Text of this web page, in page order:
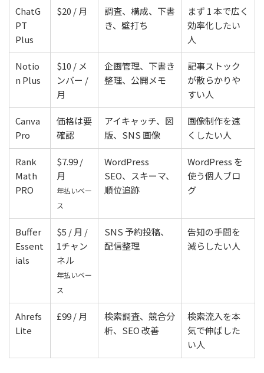
ChatG
PT
Plus
$20 / 月
調査、構成、下書
き、壁打ち
まず 1 本で広く
効率化したい
人
Notio
n Plus
$10 / メ
ンバー /
月
企画管理、下書き
整理、公開メモ
記事ストック
が散らかりや
すい人
Canva
Pro
価格は要
確認
アイキャッチ、図
版、SNS 画像
画像制作を速
くしたい人
Rank
Math
PRO
$7.99 /
月
年払いベー
ス
WordPress
SEO、スキーマ、
順位追跡
WordPress を
使う個人ブロ
グ
Buffer
Essent
ials
$5 / 月 /
1チャン
ネル
年払いベー
ス
SNS 予約投稿、
配信整理
告知の手間を
減らしたい人
Ahrefs
Lite
£99 / 月
検索調査、競合分
析、SEO 改善
検索流入を本
気で伸ばした
い人